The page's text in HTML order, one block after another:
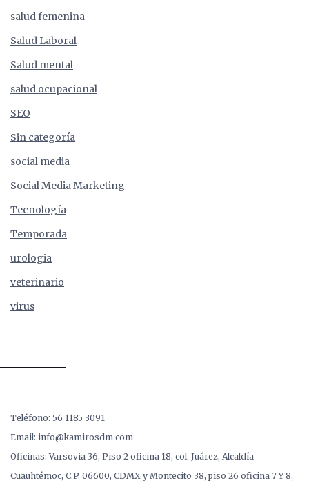
salud femenina
Salud Laboral
Salud mental
salud ocupacional
SEO
Sin categoría
social media
Social Media Marketing
Tecnología
Temporada
urologia
veterinario
virus
Teléfono: 56 1185 3091
Email: info@kamirosdm.com
Oficinas: Varsovia 36, Piso 2 oficina 18, col. Juárez, Alcaldía
Cuauhtémoc, C.P. 06600, CDMX y Montecito 38, piso 26 oficina 7 Y 8,